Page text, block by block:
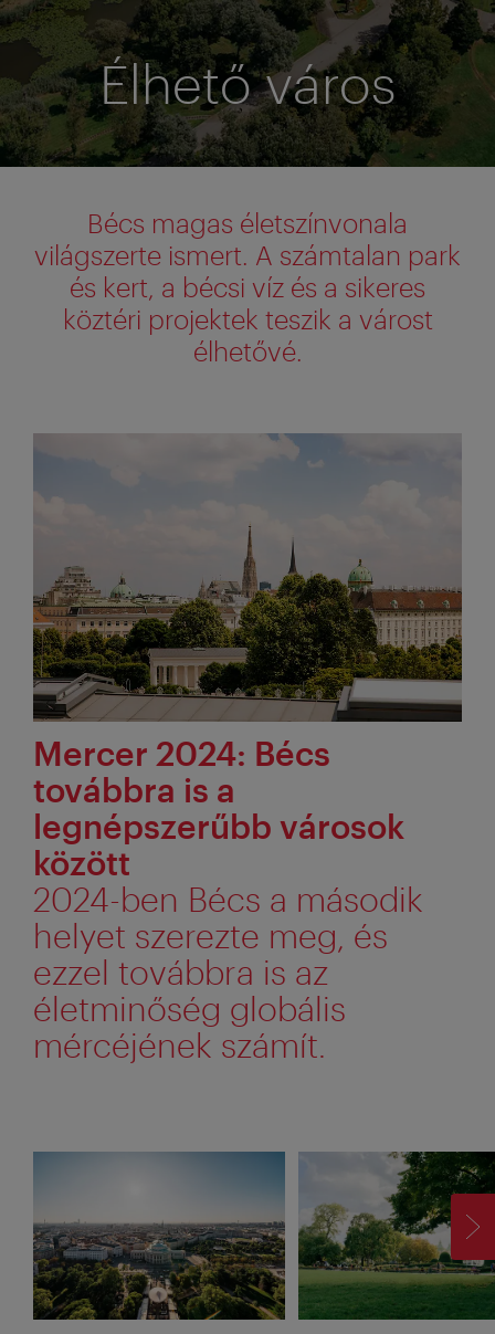
Élhető város
Bécs magas életszínvonala
világszerte ismert. A számtalan park
és kert, a bécsi víz és a sikeres
köztéri projektek teszik a várost
élhetővé.
Mercer 2024: Bécs
továbbra is a
legnépszerűbb városok
között
2024-ben Bécs a második
helyet szerezte meg, és
ezzel továbbra is az
életminőség globális
mércéjének számít.